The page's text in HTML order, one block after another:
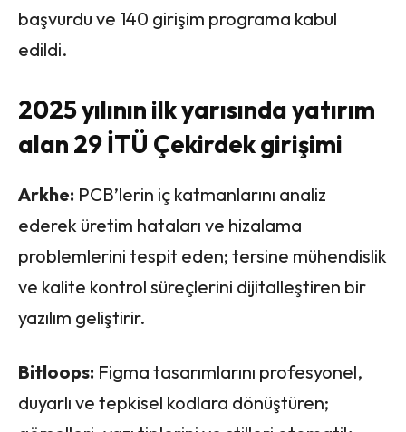
başvurdu ve 140 girişim programa kabul
edildi.
2025 yılının ilk yarısında yatırım
alan 29 İTÜ Çekirdek girişimi
Arkhe: PCB’lerin iç katmanlarını analiz
ederek üretim hataları ve hizalama
problemlerini tespit eden; tersine mühendislik
ve kalite kontrol süreçlerini dijitalleştiren bir
yazılım geliştirir.
Bitloops: Figma tasarımlarını profesyonel,
duyarlı ve tepkisel kodlara dönüştüren;